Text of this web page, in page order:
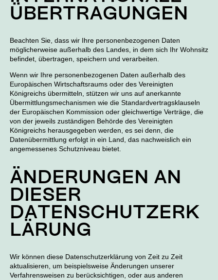
ÜBERTRAGUNGEN
Beachten Sie, dass wir Ihre personenbezogenen Daten
möglicherweise außerhalb des Landes, in dem sich Ihr Wohnsitz
befindet, übertragen, speichern und verarbeiten.
Wenn wir Ihre personenbezogenen Daten außerhalb des
Europäischen Wirtschaftsraums oder des Vereinigten
Königreichs übermitteln, stützen wir uns auf anerkannte
Übermittlungsmechanismen wie die Standardvertragsklauseln
der Europäischen Kommission oder gleichwertige Verträge, die
von der jeweils zuständigen Behörde des Vereinigten
Königreichs herausgegeben werden, es sei denn, die
Datenübermittlung erfolgt in ein Land, das nachweislich ein
angemessenes Schutzniveau bietet.
ÄNDERUNGEN AN
DIESER
DATENSCHUTZERK
LÄRUNG
Wir können diese Datenschutzerklärung von Zeit zu Zeit
aktualisieren, um beispielsweise Änderungen unserer
Verfahrensweisen zu berücksichtigen, oder aus anderen